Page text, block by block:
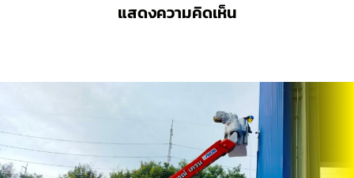
แสดงความคิดเห็น